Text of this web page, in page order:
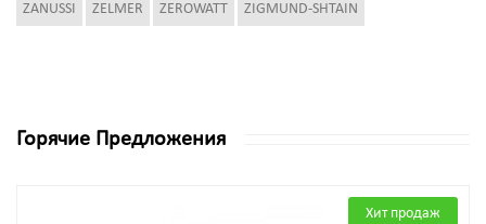
ZANUSSI ZELMER ZEROWATT ZIGMUND-SHTAIN
Горячие Предложения
Хит продаж